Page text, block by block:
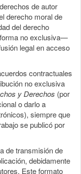
de autor
derecho moral de
del derecho
no exclusiva—
legal en acceso
contractuales
no exclusiva
y Derechos (por
o darlo a
siempre que
se publicó por
de transmisión de
debidamente
Este formato